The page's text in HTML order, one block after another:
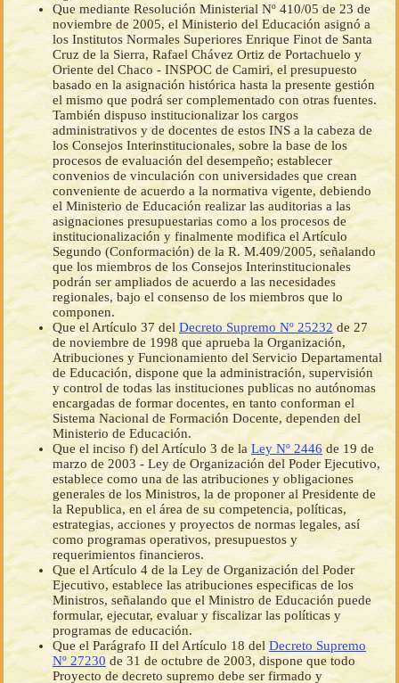
Que mediante Resolución Ministerial Nº 410/05 de 23 de
noviembre de 2005, el Ministerio del Educación asignó a
los Institutos Normales Superiores Enrique Finot de Santa
Cruz de la Sierra, Rafael Chávez Ortiz de Portachuelo y
Oriente del Chaco - INSPOC de Camiri, el presupuesto
basado en la asignación histórica hasta la presente gestión
el mismo que podrá ser complementado con otras fuentes.
También dispuso institucionalizar los cargos
administrativos y de docentes de estos INS a la cabeza de
los Consejos Interinstitucionales, sobre la base de los
procesos de evaluación del desempeño; establecer
convenios de vinculación con universidades que crean
conveniente de acuerdo a la normativa vigente, debiendo
el Ministerio de Educación realizar las auditorias a las
asignaciones presupuestarias como a los procesos de
institucionalización y finalmente modifica el Artículo
Segundo (Conformación) de la R. M.409/2005, señalando
que los miembros de los Consejos Interinstitucionales
podrán ser ampliados de acuerdo a las necesidades
regionales, bajo el consenso de los miembros que lo
componen.
Que el Artículo 37 del Decreto Supremo Nº 25232 de 27
de noviembre de 1998 que aprueba la Organización,
Atribuciones y Funcionamiento del Servicio Departamental
de Educación, dispone que la administración, supervisión
y control de todas las instituciones publicas no autónomas
encargadas de formar docentes, en tanto conforman el
Sistema Nacional de Formación Docente, dependen del
Ministerio de Educación.
Que el inciso f) del Artículo 3 de la Ley Nº 2446 de 19 de
marzo de 2003 - Ley de Organización del Poder Ejecutivo,
establece como una de las atribuciones y obligaciones
generales de los Ministros, la de proponer al Presidente de
la Republica, en el área de su competencia, políticas,
estrategias, acciones y proyectos de normas legales, así
como programas operativos, presupuestos y
requerimientos financieros.
Que el Artículo 4 de la Ley de Organización del Poder
Ejecutivo, establece las atribuciones especificas de los
Ministros, señalando que el Ministro de Educación puede
formular, ejecutar, evaluar y fiscalizar las políticas y
programas de educación.
Que el Parágrafo II del Artículo 18 del Decreto Supremo
Nº 27230 de 31 de octubre de 2003, dispone que todo
Proyecto de decreto supremo debe ser firmado y